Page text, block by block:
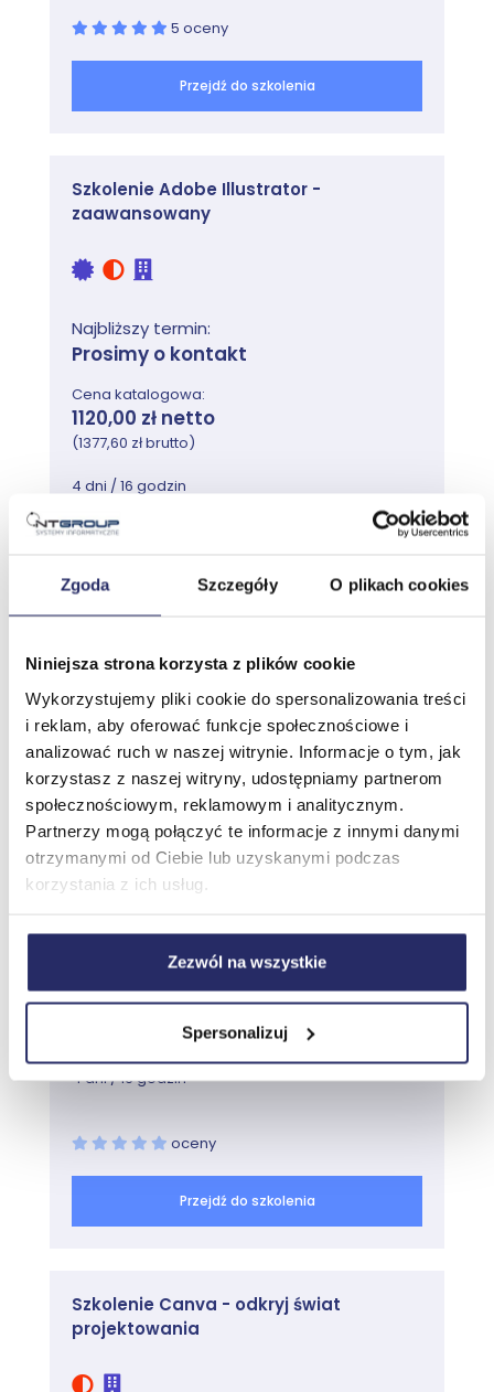
Zgoda Szczegóły O plikach cookies
Niniejsza strona korzysta z plików cookie
Wykorzystujemy pliki cookie do spersonalizowania treści
i reklam, aby oferować funkcje społecznościowe i
analizować ruch w naszej witrynie. Informacje o tym, jak
korzystasz z naszej witryny, udostępniamy partnerom
społecznościowym, reklamowym i analitycznym.
Partnerzy mogą połączyć te informacje z innymi danymi
otrzymanymi od Ciebie lub uzyskanymi podczas
korzystania z ich usług.
Zezwól na wszystkie
Spersonalizuj
5 oceny
Przejdź do szkolenia
Szkolenie Adobe Illustrator -
zaawansowany
Najbliższy termin:
Prosimy o kontakt
Cena katalogowa:
1120,00 zł netto
(1377,60 zł brutto)
4 dni / 16 godzin
Szkolenie Adobe InDesign -
zaawansowany
Najbliższy termin:
Prosimy o kontakt
1120,00 zł netto
(1377,60 zł brutto)
Cena promocyjna:
od 1000,00 zł netto
(1230,00 zł brutto)
4 dni / 16 godzin
oceny
Przejdź do szkolenia
Szkolenie Canva - odkryj świat
projektowania